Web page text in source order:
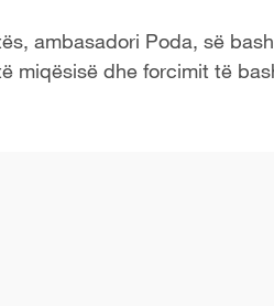
ambasadori Poda, së
miqësisë dhe forcimit të